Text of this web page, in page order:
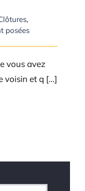
,
posées
vous avez
voisin et q [...]